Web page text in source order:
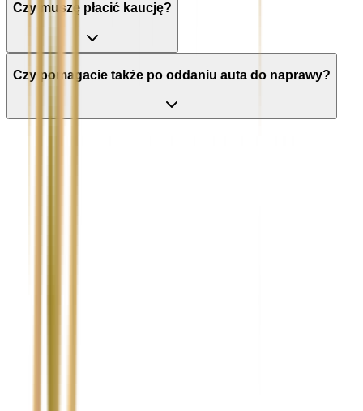
Czy muszę płacić kaucję?
Czy pomagacie także po oddaniu auta do naprawy?